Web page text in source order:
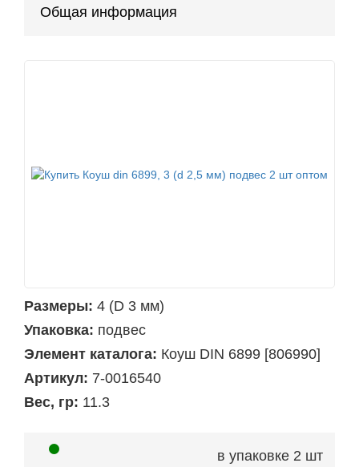
Общая информация
Размеры: 4 (D 3 мм)
Упаковка: подвес
Элемент каталога: Коуш DIN 6899 [806990]
Артикул: 7-0016540
Вес, гр: 11.3
в упаковке 2 шт